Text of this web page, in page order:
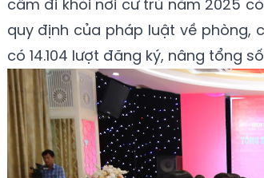
cấm đi khỏi nơi cư trú năm 2025
quy định của pháp luật về phòng,
có 14.104 lượt đăng ký, nâng tổng